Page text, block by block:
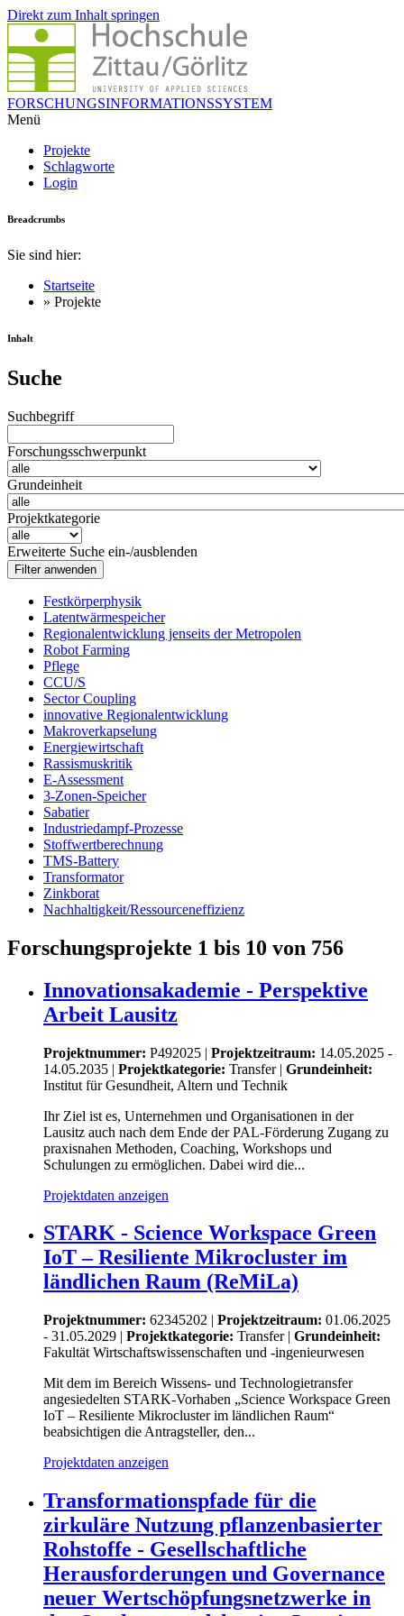
Direkt zum Inhalt springen
FORSCHUNGSINFORMATIONSSYSTEM
Menü
Projekte
Schlagworte
Login
Breadcrumbs
Sie sind hier:
Startseite
» Projekte
Inhalt
Suche
Suchbegriff
Forschungsschwerpunkt
Grundeinheit
Projektkategorie
Erweiterte Suche ein-/ausblenden
Festkörperphysik
Latentwärmespeicher
Regionalentwicklung jenseits der Metropolen
Robot Farming
Pflege
CCU/S
Sector Coupling
innovative Regionalentwicklung
Makroverkapselung
Energiewirtschaft
Rassismuskritik
E-Assessment
3-Zonen-Speicher
Sabatier
Industriedampf-Prozesse
Stoffwertberechnung
TMS-Battery
Transformator
Zinkborat
Nachhaltigkeit/Ressourceneffizienz
Forschungsprojekte 1 bis 10 von 756
Innovationsakademie - Perspektive
Arbeit Lausitz
Projektnummer: P492025 | Projektzeitraum: 14.05.2025 -
14.05.2035 | Projektkategorie: Transfer| Grundeinheit:
Institut für Gesundheit, Altern und Technik
Ihr Ziel ist es, Unternehmen und Organisationen in der
Lausitz auch nach dem Ende der PAL-Förderung Zugang zu
praxisnahen Methoden, Coaching, Workshops und
Schulungen zu ermöglichen. Dabei wird die...
Projektdaten anzeigen
STARK - Science Workspace Green
IoT – Resiliente Mikrocluster im
ländlichen Raum (ReMiLa)
Projektnummer: 62345202 | Projektzeitraum: 01.06.2025
- 31.05.2029 | Projektkategorie: Transfer| Grundeinheit:
Fakultät Wirtschaftswissenschaften und -ingenieurwesen
Mit dem im Bereich Wissens- und Technologietransfer
angesiedelten STARK-Vorhaben „Science Workspace Green
IoT – Resiliente Mikrocluster im ländlichen Raum“
beabsichtigen die Antragsteller, den...
Projektdaten anzeigen
Transformationspfade für die
zirkuläre Nutzung pflanzenbasierter
Rohstoffe - Gesellschaftliche
Herausforderungen und Governance
neuer Wertschöpfungsnetzwerke in